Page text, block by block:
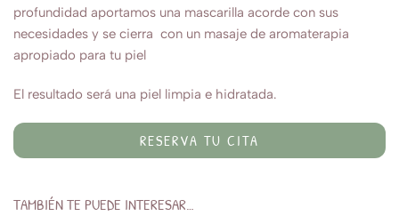
profundidad aportamos una mascarilla acorde con sus
necesidades y se cierra con un masaje de aromaterapia
apropiado para tu piel
El resultado será una piel limpia e hidratada.
RESERVA TU CITA
TAMBIÉN TE PUEDE INTERESAR…